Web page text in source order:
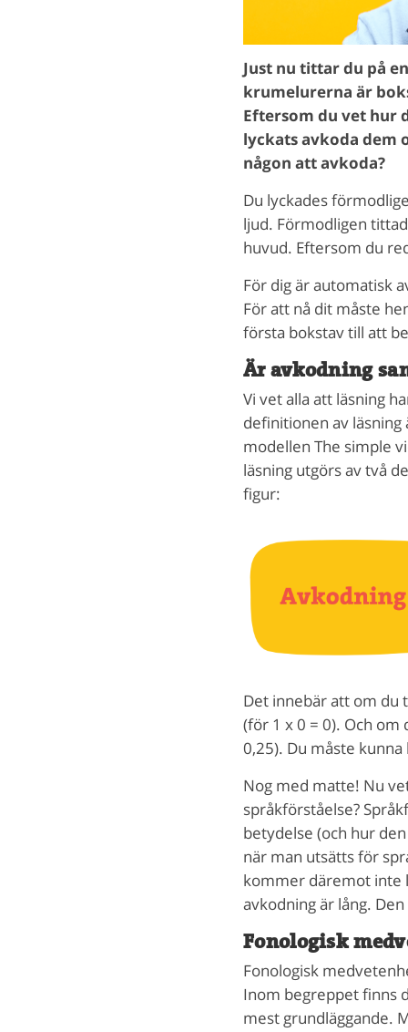
Just nu tittar du på
krumelurerna är
Eftersom du vet hur
lyckats avkoda dem
någon att avkoda?
Du lyckades
ljud. Förmodligen
huvud. Eftersom du
För dig är automatisk
För att nå dit måste
första bokstav till att
Är avkodning
Vi vet alla att läsning
definitionen av
modellen The simple
läsning utgörs av två
figur:
Det innebär att om du
(för 1 x 0 = 0). Och om
0,25). Du måste
Nog med matte! Nu
språkförståelse?
betydelse (och hur
när man utsätts för
kommer däremot inte
avkodning är lång.
Fonologisk
Fonologisk
Inom begreppet finns
mest grundläggande.